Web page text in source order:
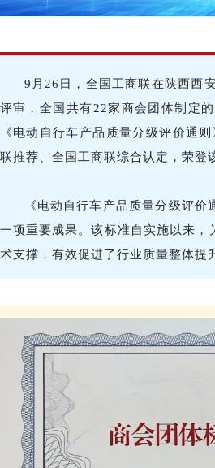
9月26日，全国工商联在陕西西
评审，全国共有22家商会团体制定
《电动自行车产品质量分级评价通
联推荐、全国工商联综合认定，荣登
《电动自行车产品质量分级评
一项重要成果。该标准自实施以来
术支撑，有效促进了行业质量整体提